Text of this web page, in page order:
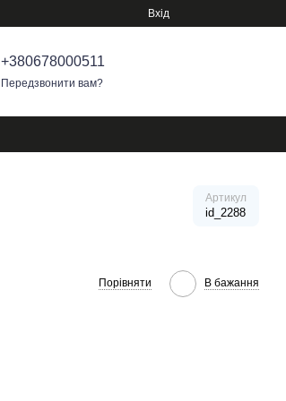
Вхід
+380678000511
Передзвонити вам?
Артикул
id_2288
Порівняти В бажання